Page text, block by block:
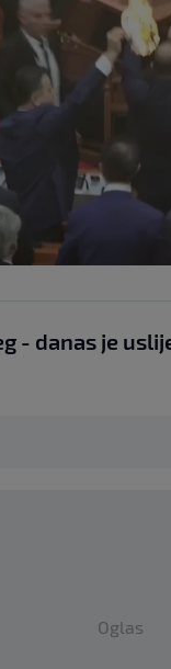
- danas je
Oglas